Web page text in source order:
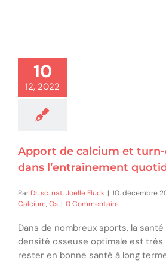
10
12, 2022
Apport de calcium et turn-
dans l’entraînement
Par Dr. sc. nat. Joëlle Flück | 10. décembre
Calcium,Os | 0 Commentaire
Dans de nombreux sports, la
densité osseuse optimale est
rester en bonne santé à long